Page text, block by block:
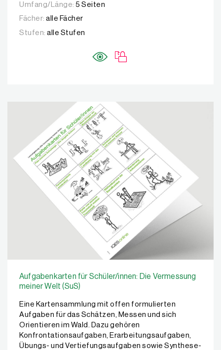
Umfang/Länge: 5 Seiten
Fächer: alle Fächer
Stufen: alle Stufen
Aufgabenkarten für Schüler/innen: Die Vermessung
meiner Welt (SuS)
Eine Kartensammlung mit offen formulierten
Aufgaben für das Schätzen, Messen und sich
Orientieren im Wald. Dazu gehören
Konfrontationsaufgaben, Erarbeitungsaufgaben,
Übungs- und Vertiefungsaufgaben sowie Synthese-